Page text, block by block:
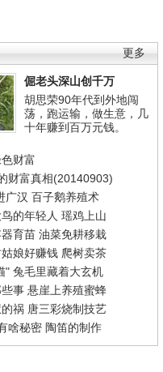
更多
倔老头深山创千万
胡思荣90年代到外地闯
荡，跑运输，做生意，几
十年赚到百万元钱。
财富
财富真相(20140903)
广汉 百子鹅养殖术
的年轻人 瑶鸡上山
育苗 油菜免耕移栽
娘好赚钱 爬树卖茶
" 兔毛里藏着大玄机
事 悬崖上养殖蜜蜂
祸 唐三彩烧制技艺
啥秘密 陶笛的制作